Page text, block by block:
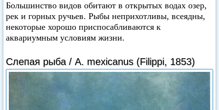
Большинство видов обитают в открытых водах озер,
рек и горных ручьев. Рыбы неприхотливы, всеядны,
некоторые хорошо приспосабливаются к
аквариумным условиям жизни.
Слепая рыба / A. mexicanus (Filippi, 1853)